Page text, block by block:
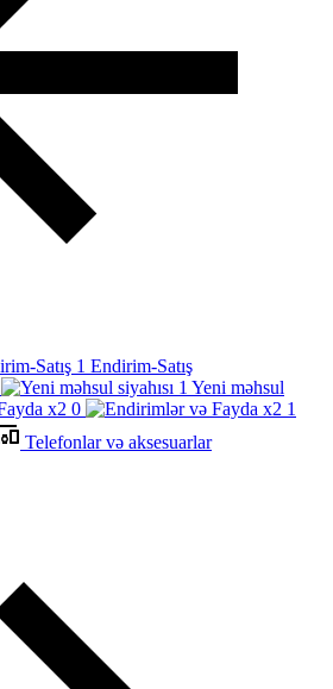
Endirim-Satış
Yeni məhsul
Telefonlar və aksesuarlar